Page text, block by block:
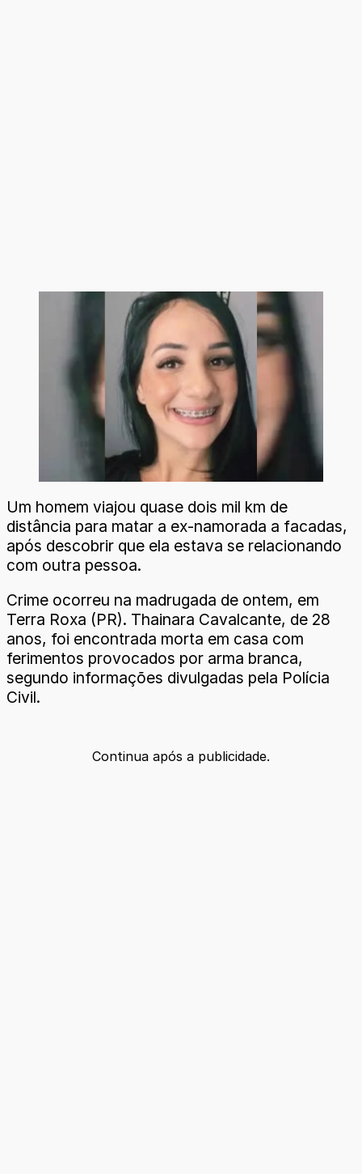
Um homem viajou quase dois mil km de
distância para matar a ex-namorada a facadas,
após descobrir que ela estava se relacionando
com outra pessoa.
Crime ocorreu na madrugada de ontem, em
Terra Roxa (PR). Thainara Cavalcante, de 28
anos, foi encontrada morta em casa com
ferimentos provocados por arma branca,
segundo informações divulgadas pela Polícia
Civil.
Continua após a publicidade.